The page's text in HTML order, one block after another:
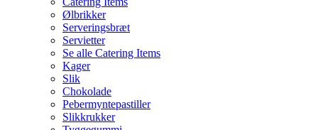
Ølbrikker
Serveringsbræt
Servietter
Se alle Catering Items
Kager
Slik
Chokolade
Pebermyntepastiller
Slikkrukker